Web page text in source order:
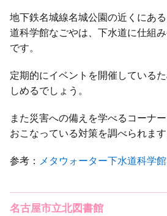
地下鉄名城線名城公園の近くにあ
道科学館なごやは、下水道に仕組
です。
定期的にイベントを開催している
しめるでしょう。
また災害への備えを学べるコーナ
おこなっている対策を調べられます
参考： メタウォーター下水道科学
名古屋市立北図書館